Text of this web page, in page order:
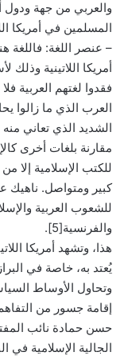
والعربي من جهة ودول
المسلمين في أمريكا
– عنصر اللغة: فاللغة
أمريكا اللاتينية
فقدوا لغتهم العربية
العرب الذي ما زالوا
الشديد الذي تعاني منه
مقارنة بلغات أخرى
للكتب الإسلامية إلا
كبير ومتواصل. ناهيك عن
للشعوب العربية
والفرنسية[5].
هذا، وتشهد أمريكا
يُعتد به، خاصة في
وتحاول الأوساط
إقامة جسور من
حسن حمادة نائب
الجالية الإسلامية في